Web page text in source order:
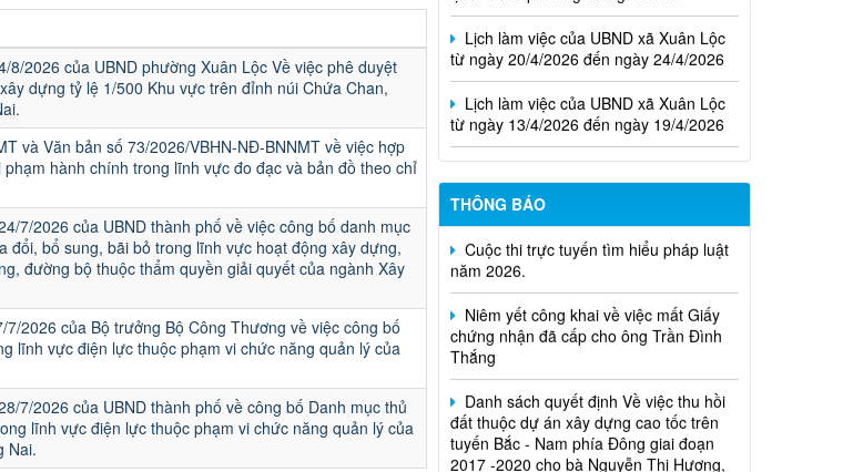
8/2026 của UBND phường Xuân Lộc Về việc phê duyệt
dựng tỷ lệ 1/500 Khu vực trên đỉnh núi Chứa Chan,
và Văn bản số 73/2026/VBHN-NĐ-BNNMT về việc hợp
hành chính trong lĩnh vực đo đạc và bản đồ theo chỉ
7/2026 của UBND thành phố về việc công bố danh mục
đổi, bổ sung, bãi bỏ trong lĩnh vực hoạt động xây dựng,
đường bộ thuộc thẩm quyền giải quyết của ngành Xây
2026 của Bộ trưởng Bộ Công Thương về việc công bố
lĩnh vực điện lực thuộc phạm vi chức năng quản lý của
7/2026 của UBND thành phố về công bố Danh mục thủ
lĩnh vực điện lực thuộc phạm vi chức năng quản lý của
Nai.
Lịch làm việc của UBND xã Xuân Lộc
từ ngày 20/4/2026 đến ngày 24/4/2026
Lịch làm việc của UBND xã Xuân Lộc
từ ngày 13/4/2026 đến ngày 19/4/2026
THÔNG BÁO
Cuộc thi trực tuyến tìm hiểu pháp luật
năm 2026.
Niêm yết công khai về việc mất Giấy
chứng nhận đã cấp cho ông Trần Đình
Thắng
Danh sách quyết định Về việc thu hồi
đất thuộc dự án xây dựng cao tốc trên
tuyến Bắc - Nam phía Đông giai đoạn
2017 -2020 cho bà Nguyễn Thị Hương,
ông Lê Văn Nhân, bà Trần Thị Bốn,...